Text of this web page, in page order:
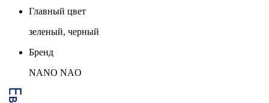
Главный цвет
зеленый, черный
Бренд
NANO NAO